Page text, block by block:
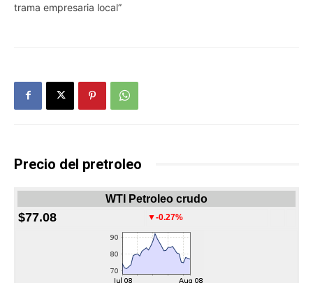
trama empresaria local”
Precio del pretroleo
WTI Petroleo crudo
$77.08 ▼-0.27%